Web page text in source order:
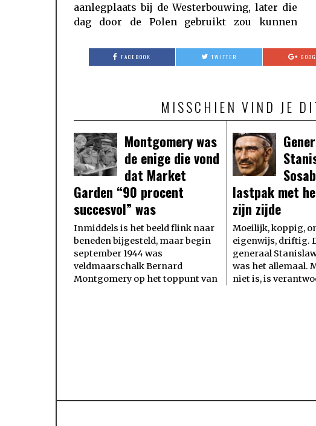
aanlegplaats bij de Westerbouwing, later die
dag door de Polen gebruikt zou kunnen
FACEBOOK TWITTER
MISSCHIEN VIND JE
Montgomery was
de enige die vond
dat Market
Garden “90 procent
succesvol” was
Inmiddels is het beeld flink naar
beneden bijgesteld, maar begin
september 1944 was
veldmaarschalk Bernard
Montgomery op het toppunt van
lastpak met
zijn zijde
Moeilijk, koppig,
eigenwijs, driftig.
generaal
was het allemaal.
niet is, is